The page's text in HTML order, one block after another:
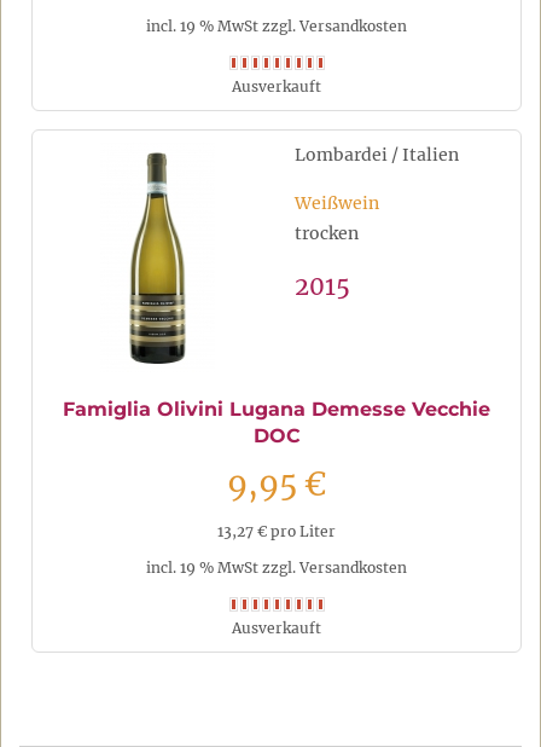
incl. 19 % MwSt zzgl. Versandkosten
Ausverkauft
Lombardei / Italien
Weißwein
trocken
2015
Famiglia Olivini Lugana Demesse Vecchie
DOC
9,95 €
13,27 € pro Liter
incl. 19 % MwSt zzgl. Versandkosten
Ausverkauft